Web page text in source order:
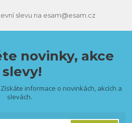
slevu na esam@esam.cz
novinky, akce
slevy!
informace o novinkách, akcích a
slevách.